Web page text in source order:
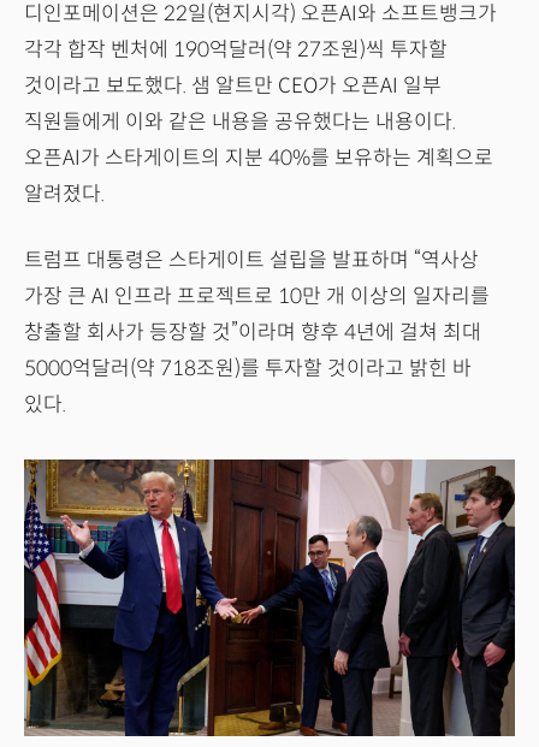
디인포메이션은 22일(현지시각) 오픈AI와 소프트뱅크가
각각 합작 벤처에 190억달러(약 27조원)씩 투자할
것이라고 보도했다. 샘 알트만 CEO가 오픈AI 일부
직원들에게 이와 같은 내용을 공유했다는 내용이다.
오픈AI가 스타게이트의 지분 40%를 보유하는 계획으로
알려졌다.
트럼프 대통령은 스타게이트 설립을 발표하며 “역사상
가장 큰 AI 인프라 프로젝트로 10만 개 이상의 일자리를
창출할 회사가 등장할 것”이라며 향후 4년에 걸쳐 최대
5000억달러(약 718조원)를 투자할 것이라고 밝힌 바
있다.